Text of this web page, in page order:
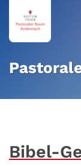
Zum Inhalt
Bibel-